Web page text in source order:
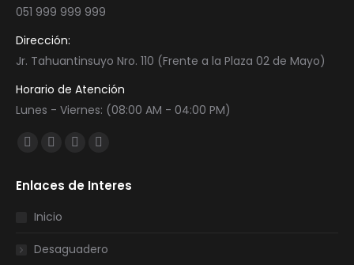
051 999 999 999
Dirección:
Jr. Tahuantinsuyo Nro. 110 (Frente a la Plaza 02 de Mayo)
Horario de Atención
Lunes - Viernes: (08:00 AM - 04:00 PM)
Encuéntranos en:
Facebook
opens
in
window
Twitter
opens
in
window
YouTube
opens
window
Instagram
opens
window
Enlaces de Interes
Inicio
Desaguadero